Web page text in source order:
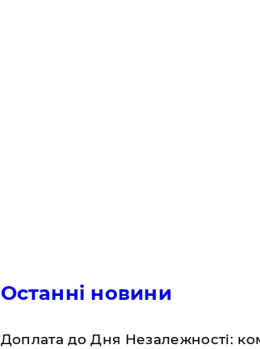
Останні новини
Доплата до Дня Незалежності: